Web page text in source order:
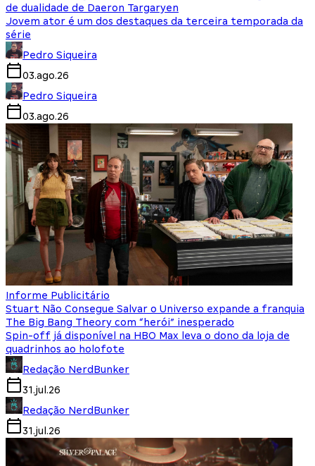
de dualidade de Daeron Targaryen
Jovem ator é um dos destaques da terceira temporada da
série
Pedro Siqueira
03.ago.26
Pedro Siqueira
03.ago.26
Informe Publicitário
Stuart Não Consegue Salvar o Universo expande a franquia
The Big Bang Theory com “herói” inesperado
Spin-off já disponível na HBO Max leva o dono da loja de
quadrinhos ao holofote
Redação NerdBunker
31.jul.26
Redação NerdBunker
31.jul.26